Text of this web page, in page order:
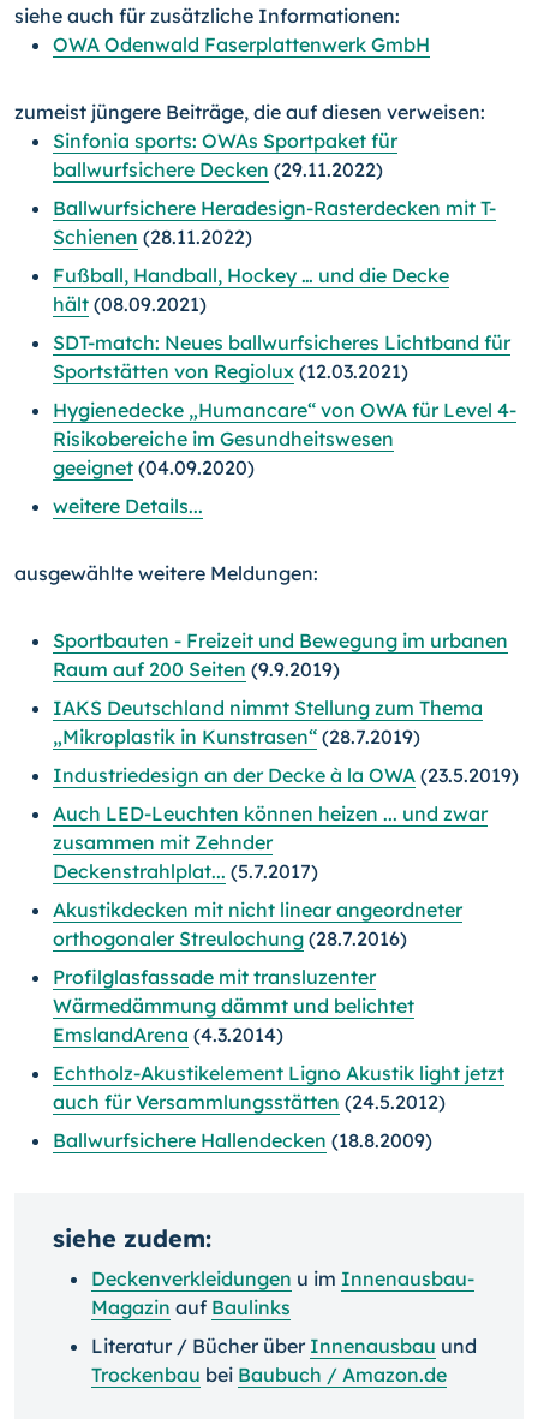
siehe auch für zusätzliche Informationen:
OWA Odenwald Faserplattenwerk GmbH
zumeist jüngere Beiträge, die auf diesen verweisen:
Sinfonia sports: OWAs Sportpaket für
ballwurfsichere Decken (29.11.2022)
Ballwurfsichere Heradesign-Rasterdecken mit T-
Schienen (28.11.2022)
Fußball, Handball, Hockey … und die Decke
hält (08.09.2021)
SDT-match: Neues ballwurfsicheres Lichtband für
Sportstätten von Regiolux (12.03.2021)
Hygienedecke „Humancare“ von OWA für Level 4-
Risikobereiche im Gesundheitswesen
geeignet (04.09.2020)
weitere Details...
ausgewählte weitere Meldungen:
Sportbauten - Freizeit und Bewegung im urbanen
Raum auf 200 Seiten (9.9.2019)
IAKS Deutschland nimmt Stellung zum Thema
„Mikroplastik in Kunstrasen“ (28.7.2019)
Industriedesign an der Decke à la OWA (23.5.2019)
Auch LED-Leuchten können heizen ... und zwar
zusammen mit Zehnder
Deckenstrahlplat... (5.7.2017)
Akustikdecken mit nicht linear angeordneter
orthogonaler Streulochung (28.7.2016)
Profilglasfassade mit transluzenter
Wärmedämmung dämmt und belichtet
EmslandArena (4.3.2014)
Echtholz-Akustikelement Ligno Akustik light jetzt
auch für Versammlungsstätten (24.5.2012)
Ballwurfsichere Hallendecken (18.8.2009)
siehe zudem:
Deckenverkleidungen u im Innenausbau-
Magazin auf Baulinks
Literatur / Bücher über Innenausbau und
Trockenbau bei Baubuch / Amazon.de